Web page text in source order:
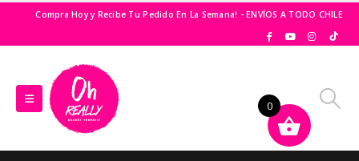
Compra Hoy y Recibe Tu Pedido En La Semana! - ENVÍOS A TODO CHILE
0